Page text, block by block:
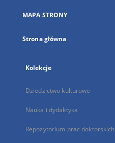
karcie
MAPA STRONY
Strona główna
Kolekcje
Dziedzictwo kulturowe
Nauka i dydaktyka
Repozytorium prac doktorskich